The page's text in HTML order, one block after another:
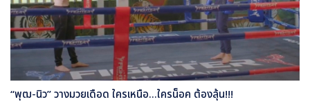
“พุฒ-นิว” วางมวยเดือด ใครเหนือ...ใครน็อค ต้องลุ้น!!!